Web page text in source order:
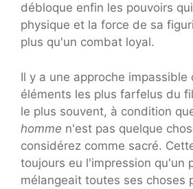
débloque enfin les pouvoirs
physique et la force de sa
plus qu'un combat loyal.
Il y a une approche
éléments les plus farfelus du
le plus souvent, à condition
homme n'est pas quelque
considérez comme sacré.
toujours eu l'impression qu'un
mélangeait toutes ses choses